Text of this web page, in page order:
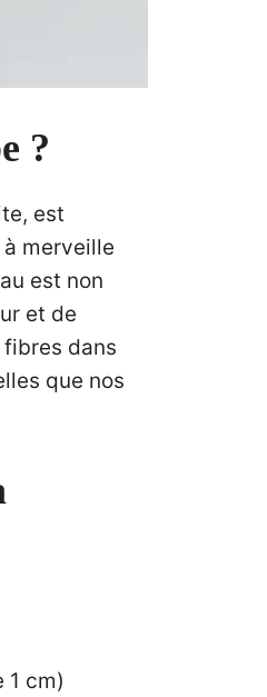
?
est
à merveille
est non
et de
fibres dans
que nos
1 cm)